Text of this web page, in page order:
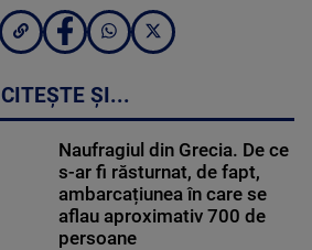
CITEȘTE ȘI...
Naufragiul din Grecia. De ce
s-ar fi răsturnat, de fapt,
ambarcațiunea în care se
aflau aproximativ 700 de
persoane